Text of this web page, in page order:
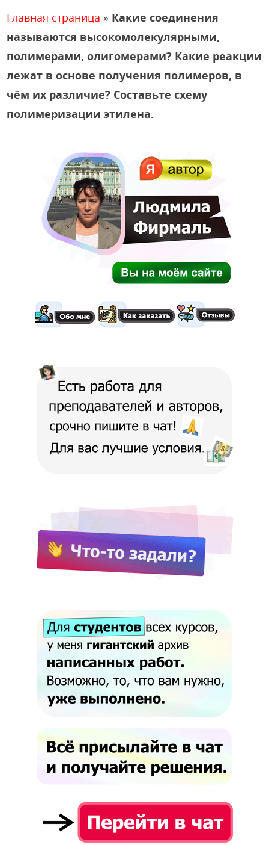
Главная страница » Какие соединения
называются высокомолекулярными,
полимерами, олигомерами? Какие реакции
лежат в основе получения полимеров, в
чём их различие? Составьте схему
полимеризации этилена.